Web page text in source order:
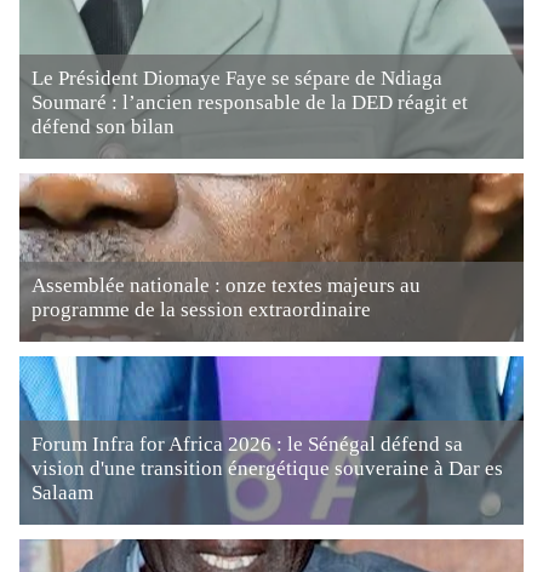
Le Président Diomaye Faye se sépare de Ndiaga
Soumaré : l’ancien responsable de la DED réagit et
défend son bilan
Assemblée nationale : onze textes majeurs au
programme de la session extraordinaire
Forum Infra for Africa 2026 : le Sénégal défend sa
vision d'une transition énergétique souveraine à Dar es
Salaam